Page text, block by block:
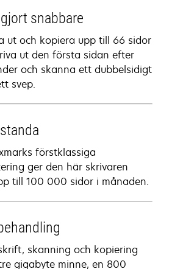
snabbare
ut och kopiera upp till 66 sidor
ut den första sidan efter
och skanna ett dubbelsidigt
svep.
förstklassiga
ger den här skrivaren
till 100 000 sidor i månaden.
skanning och kopiering
gigabyte minne, en 800